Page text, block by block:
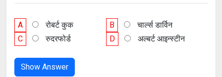
A रोबर्ट कुक B
चार्ल्स डार्विन
C
रुदरफोर्ड D अल्बर्ट आइन्स्टीन
Show Answer